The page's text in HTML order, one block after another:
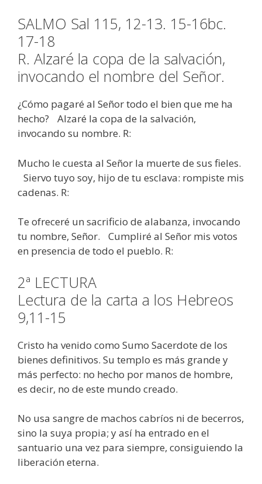
SALMO Sal 115, 12-13. 15-16bc.
17-18
R. Alzaré la copa de la salvación,
invocando el nombre del Señor.
¿Cómo pagaré al Señor todo el bien que me ha
hecho? Alzaré la copa de la salvación,
invocando su nombre. R:
Mucho le cuesta al Señor la muerte de sus fieles.
Siervo tuyo soy, hijo de tu esclava: rompiste mis
cadenas. R:
Te ofreceré un sacrificio de alabanza, invocando
tu nombre, Señor. Cumpliré al Señor mis votos
en presencia de todo el pueblo. R:
2ª LECTURA
Lectura de la carta a los Hebreos
9,11-15
Cristo ha venido como Sumo Sacerdote de los
bienes definitivos. Su templo es más grande y
más perfecto: no hecho por manos de hombre,
es decir, no de este mundo creado.
No usa sangre de machos cabríos ni de becerros,
sino la suya propia; y así ha entrado en el
santuario una vez para siempre, consiguiendo la
liberación eterna.